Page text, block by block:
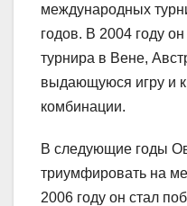
международных
годов. В 2004 году
турнира в Вене,
выдающуюся игру и
комбинации.
В следующие годы
триумфировать на
2006 году он стал